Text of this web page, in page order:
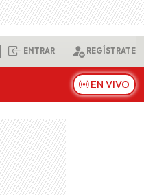
ENTRAR REGÍSTRATE
EN VIVO